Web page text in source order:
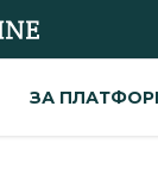
ЗА